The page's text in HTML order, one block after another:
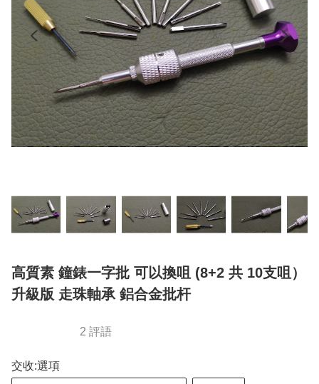
高質素 鐘錶一字批 可以換咀 (8+2 共 10支咀）
升級版 走珠軸承 鋁合金批杆
2 評語
交收:選項